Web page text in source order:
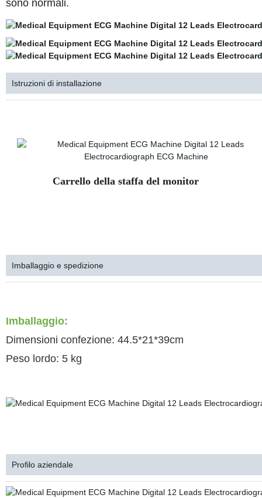
sono normali.
Istruzioni di installazione
Carrello della staffa del monitor
Imballaggio e spedizione
Imballaggio:
Dimensioni confezione: 44.5*21*39cm
Peso lordo: 5 kg
Profilo aziendale